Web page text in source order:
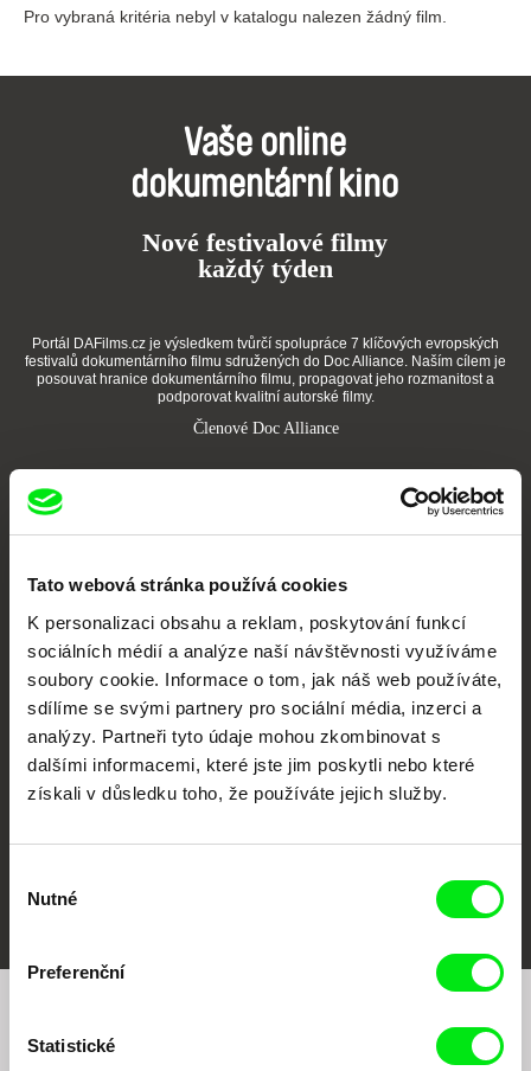
Tato webová stránka používá cookies
K personalizaci obsahu a reklam, poskytování funkcí
sociálních médií a analýze naší návštěvnosti využíváme
soubory cookie. Informace o tom, jak náš web používáte,
sdílíme se svými partnery pro sociální média, inzerci a
analýzy. Partneři tyto údaje mohou zkombinovat s
dalšími informacemi, které jste jim poskytli nebo které
získali v důsledku toho, že používáte jejich služby.
souhlasu
Nutné
Preferenční
Statistické
Pro vybraná kritéria nebyl v katalogu nalezen žádný film.
Vaše online
dokumentární kino
Nové festivalové filmy
každý týden
Portál DAFilms.cz je výsledkem tvůrčí spolupráce 7 klíčových evropských
festivalů dokumentárního filmu sdružených do Doc Alliance. Naším cílem je
posouvat hranice dokumentárního filmu, propagovat jeho rozmanitost a
podporovat kvalitní autorské filmy.
Členové Doc Alliance
CPH:DOX Doclisboa
Millennium Docs
Against Gravity
DOK Leipzig
Chcete být pravidelně informováni o našem